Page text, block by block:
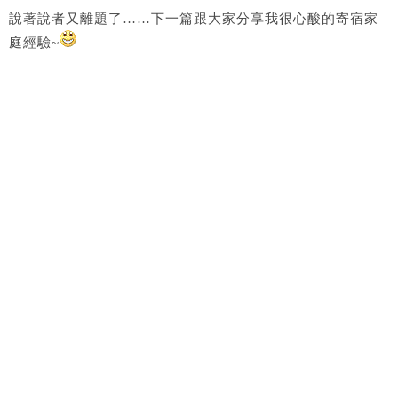
說著說者又離題了……下一篇跟大家分享我很心酸的寄宿家
庭經驗~